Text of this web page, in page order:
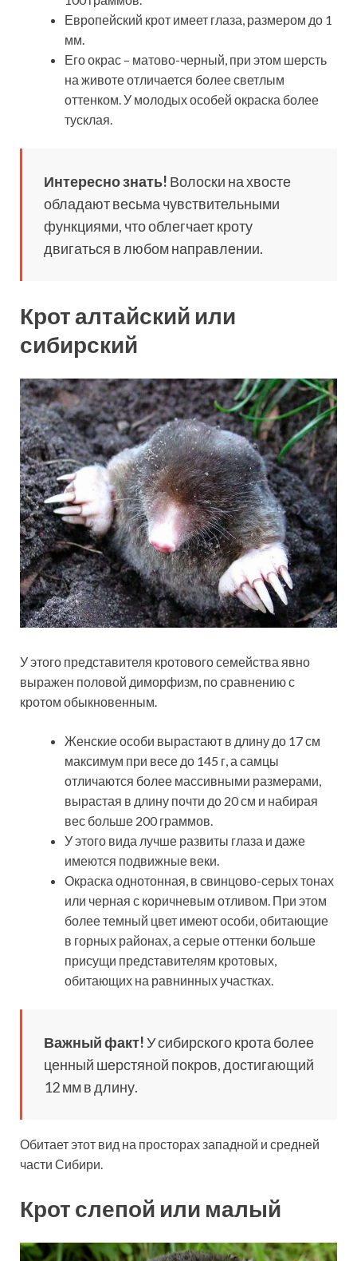
Европейский крот имеет глаза, размером до 1
мм.
Его окрас – матово-черный, при этом шерсть
на животе отличается более светлым
оттенком. У молодых особей окраска более
тусклая.
Интересно знать! Волоски на хвосте
обладают весьма чувствительными
функциями, что облегчает кроту
двигаться в любом направлении.
Крот алтайский или
сибирский
У этого представителя кротового семейства явно
выражен половой диморфизм, по сравнению с
кротом обыкновенным.
Женские особи вырастают в длину до 17 см
максимум при весе до 145 г, а самцы
отличаются более массивными размерами,
вырастая в длину почти до 20 см и набирая
вес больше 200 граммов.
У этого вида лучше развиты глаза и даже
имеются подвижные веки.
Окраска однотонная, в свинцово-серых тонах
или черная с коричневым отливом. При этом
более темный цвет имеют особи, обитающие
в горных районах, а серые оттенки больше
присущи представителям кротовых,
обитающих на равнинных участках.
Важный факт!У сибирского крота более
ценный шерстяной покров, достигающий
12 мм в длину.
Обитает этот вид на просторах западной и средней
части Сибири.
Крот слепой или малый